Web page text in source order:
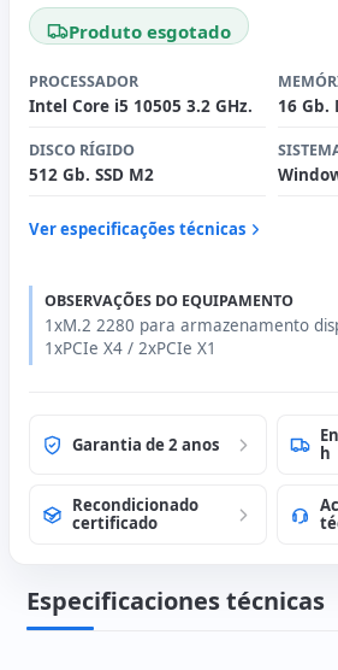
Produto esgotado
PROCESSADOR
Intel Core i5 10505 3.2 GHz. 16 Gb.
DISCO RÍGIDO
512 Gb. SSD M2
Ver especificações técnicas
OBSERVAÇÕES DO EQUIPAMENTO
1xM.2 2280 para armazenamento
1xPCIe X4 / 2xPCIe X1
Garantia de 2 anos
h
Recondicionado
certificado
Especificaciones técnicas